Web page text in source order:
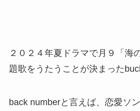
２０２４年夏ドラマで月９「海
題歌をうたうことが決まった
back numberと言えば、恋愛ソ